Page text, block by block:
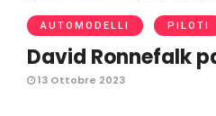
AUTOMODELLI PILOTI
David Ronnefalk
13 Ottobre 2023